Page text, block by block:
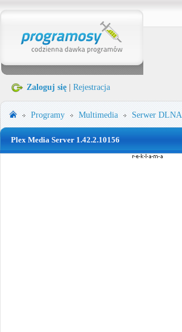
Zaloguj się Rejestracja
Programy Multimedia Serwer DLNA
Plex Media Server 1.42.2.10156